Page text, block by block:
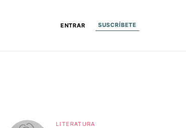
ENTRAR SUSCRÍBETE
LITERATURA